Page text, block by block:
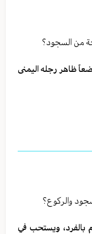
من السجود؟
ظاهر رجله اليمنى
والركوع؟
بالفرد، ويستحب في